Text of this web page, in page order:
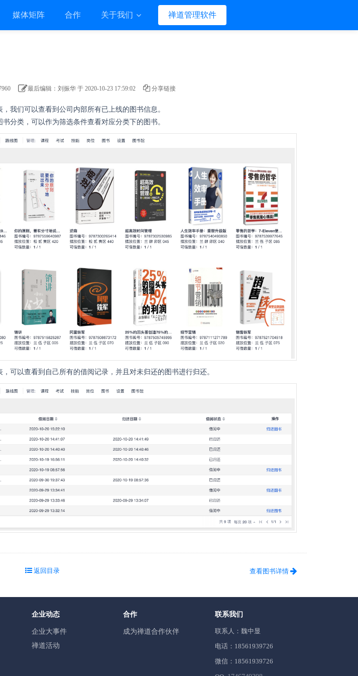
媒体矩阵 合作 关于我们 禅道管理软件
最后编辑：刘振华 于 2020-10-23 17:59:02 分享链接
我们可以查看到公司内部所有已上线的图书信息。
分类，可以作为筛选条件查看对应分类下的图书。
可以查看到自己所有的借阅记录，并且对未归还的图书进行归还。
返回目录 查看图书详情
企业动态
企业大事件
禅道活动
合作
成为禅道合作伙伴
联系我们
联系人：魏中显
电话：18561939726
微信：18561939726